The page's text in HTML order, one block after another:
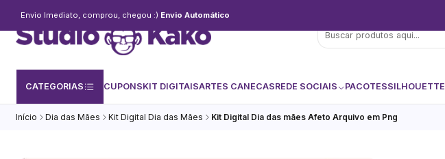
CATEGORIAS CUPONSKIT DIGITAISARTES CANECASREDE SOCIAIS PACOTESSILHOUETTE
Envio Imediato, comprou, chegou :) Envio Automático
Início Dia das Mães Kit Digital Dia das Mães Kit Digital Dia das mães Afeto Arquivo em Png